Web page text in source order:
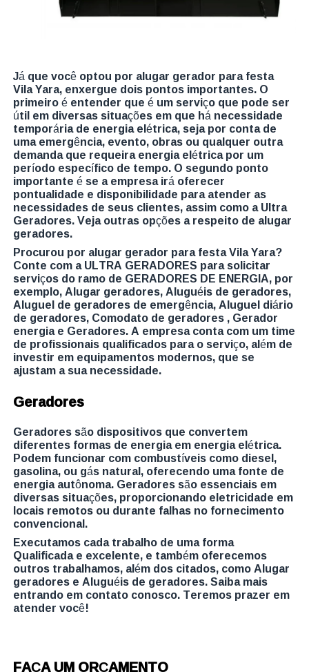
Já que você optou por alugar gerador para festa
Vila Yara, enxergue dois pontos importantes. O
primeiro é entender que é um serviço que pode ser
útil em diversas situações em que há necessidade
temporária de energia elétrica, seja por conta de
uma emergência, evento, obras ou qualquer outra
demanda que requeira energia elétrica por um
período específico de tempo. O segundo ponto
importante é se a empresa irá oferecer
pontualidade e disponibilidade para atender as
necessidades de seus clientes, assim como a Ultra
Geradores. Veja outras opções a respeito de alugar
geradores.
Procurou por alugar gerador para festa Vila Yara?
Conte com a ULTRA GERADORES para solicitar
serviços do ramo de GERADORES DE ENERGIA, por
exemplo, Alugar geradores, Aluguéis de geradores,
Aluguel de geradores de emergência, Aluguel diário
de geradores, Comodato de geradores , Gerador
energia e Geradores. A empresa conta com um time
de profissionais qualificados para o serviço, além de
investir em equipamentos modernos, que se
ajustam a sua necessidade.
Geradores
Geradores são dispositivos que convertem
diferentes formas de energia em energia elétrica.
Podem funcionar com combustíveis como diesel,
gasolina, ou gás natural, oferecendo uma fonte de
energia autônoma. Geradores são essenciais em
diversas situações, proporcionando eletricidade em
locais remotos ou durante falhas no fornecimento
convencional.
Executamos cada trabalho de uma forma
Qualificada e excelente, e também oferecemos
outros trabalhamos, além dos citados, como Alugar
geradores e Aluguéis de geradores. Saiba mais
entrando em contato conosco. Teremos prazer em
atender você!
FAÇA UM ORÇAMENTO